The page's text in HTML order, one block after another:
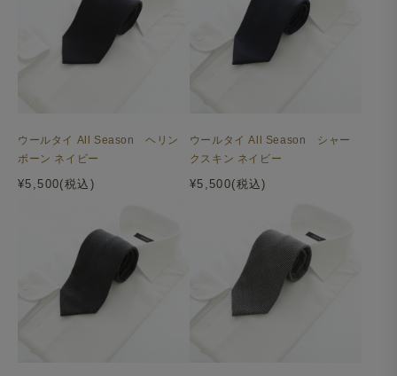
ウールタイ All Season ヘリン
ボーン ネイビー
¥5,500(税込)
ウールタイ All Season シャー
クスキン ネイビー
¥5,500(税込)